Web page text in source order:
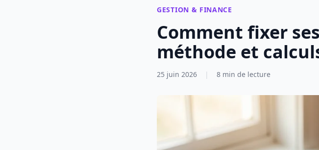
GESTION & FINANCE
Comment fixer
méthode et
25 juin 2026 | 8 min de lecture